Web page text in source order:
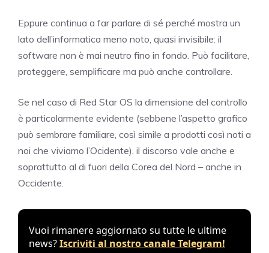
Eppure continua a far parlare di sé perché mostra un
lato dell’informatica meno noto, quasi invisibile: il
software non è mai neutro fino in fondo. Può facilitare,
proteggere, semplificare ma può anche controllare.
Se nel caso di Red Star OS la dimensione del controllo
è particolarmente evidente (sebbene l’aspetto grafico
può sembrare familiare, così simile a prodotti così noti a
noi che viviamo l’Ocidente), il discorso vale anche e
soprattutto al di fuori della Corea del Nord – anche in
Occidente.
Vuoi rimanere aggiornato su tutte le ultime
news?Iscriviti al nostro canale Telegram!